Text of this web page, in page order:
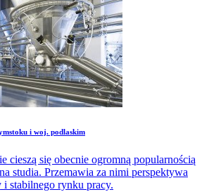
i woj. podlaskim
cieszą się obecnie ogromną popularnością
studia. Przemawia za nimi perspektywa
i stabilnego rynku pracy.